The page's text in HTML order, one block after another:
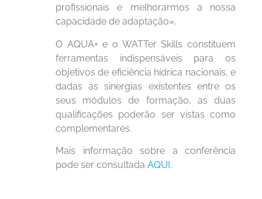
profissionais e melhorarmos a nossa
capacidade de adaptação».
O AQUA+ e o WATTer Skills constituem
ferramentas indispensáveis para os
objetivos de eficiência hídrica nacionais, e
dadas as sinergias existentes entre os
seus módulos de formação, as duas
qualificações poderão ser vistas como
complementares.
Mais informação sobre a conferência
pode ser consultada AQUI .